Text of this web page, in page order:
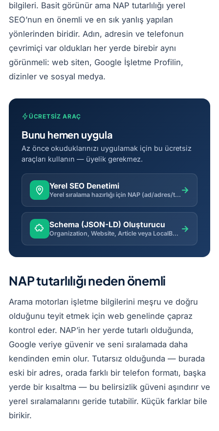
bilgileri. Basit görünür ama NAP tutarlılığı yerel
SEO’nun en önemli ve en sık yanlış yapılan
yönlerinden biridir. Adın, adresin ve telefonun
çevrimiçi var oldukları her yerde birebir aynı
görünmeli: web siten, Google İşletme Profilin,
dizinler ve sosyal medya.
ÜCRETSIZ ARAÇ
Bunu hemen uygula
Az önce okuduklarınızı uygulamak için bu ücretsiz
araçları kullanın — üyelik gerekmez.
Yerel SEO Denetimi
Yerel sıralama hazırlığı için NAP (ad/adres/telefon), LocalBusiness schema, iletişim verisi ve harita sinyallerini kontrol eder. →
Schema (JSON-LD) Oluşturucu
Organization, Website, Article veya LocalBusiness için geçerli JSON-LD yapısal veri üretir. →
NAP tutarlılığı neden önemli
Arama motorları işletme bilgilerini meşru ve doğru
olduğunu teyit etmek için web genelinde çapraz
kontrol eder. NAP’in her yerde tutarlı olduğunda,
Google veriye güvenir ve seni sıralamada daha
kendinden emin olur. Tutarsız olduğunda — burada
eski bir adres, orada farklı bir telefon formatı, başka
yerde bir kısaltma — bu belirsizlik güveni aşındırır ve
yerel sıralamalarını geride tutabilir. Küçük farklar bile
birikir.